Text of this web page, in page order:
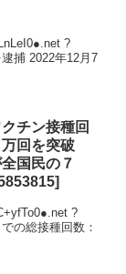
?
捕 2022年12月7
チン接種回
万回を突破
国民の７
?
の総接種回数：